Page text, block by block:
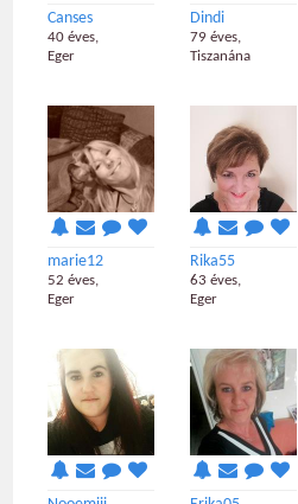
Canses
40 éves,
Eger
Dindi
79 éves,
Tiszanána
marie12
52 éves,
Eger
Rika55
63 éves,
Eger